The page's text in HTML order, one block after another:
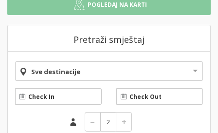
POGLEDAJ NA KARTI
Pretraži smještaj
Sve destinacije